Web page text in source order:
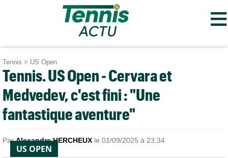
≡
Tennis > US Open
Tennis. US Open - Cervara et
Medvedev, c'est fini : "Une
fantastique aventure"
ParAlexandre HERCHEUX le 01/09/2025 à 23:34
US OPEN